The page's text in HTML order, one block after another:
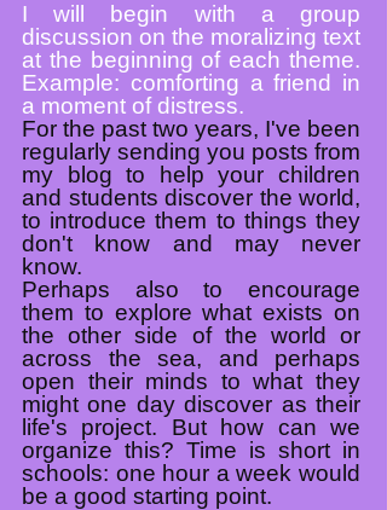
I will begin with a group
discussion on the moralizing text
at the beginning of each theme.
Example: comforting a friend in
a moment of distress.
For the past two years, I've been
regularly sending you posts from
my blog to help your children
and students discover the world,
to introduce them to things they
don't know and may never
know.​
Perhaps also to encourage
them to explore what exists on
the other side of the world or
across the sea, and perhaps
open their minds to what they
might one day discover as their
life's project. But how can we
organize this? Time is short in
schools: one hour a week would
be a good starting point.